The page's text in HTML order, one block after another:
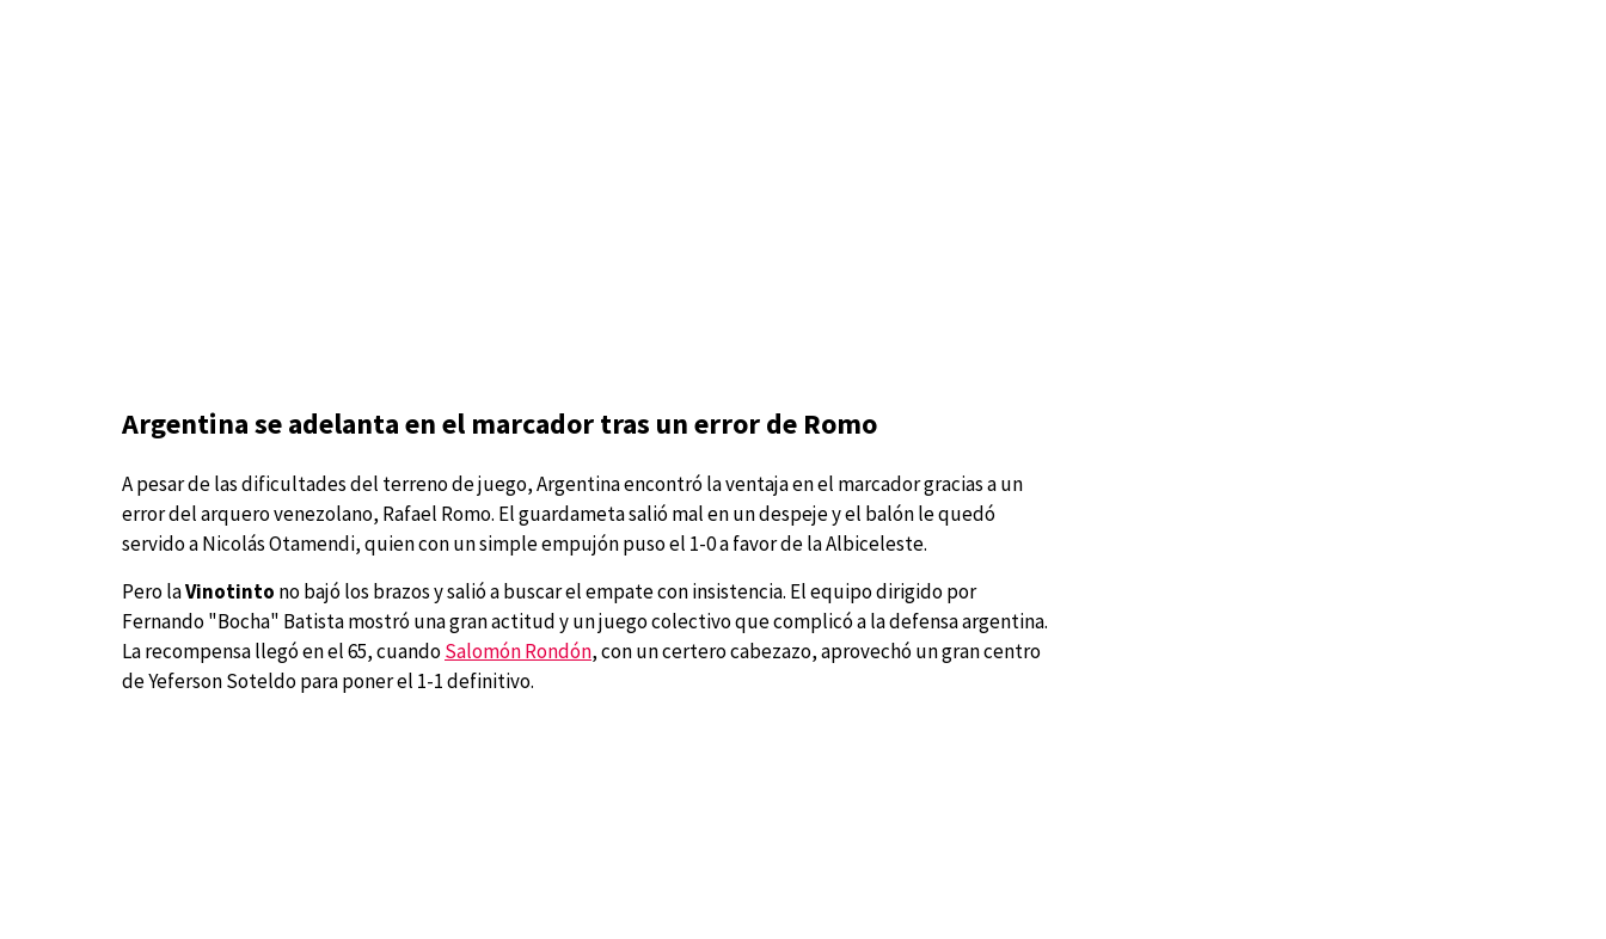
Argentina se adelanta en el marcador tras un error de Romo
A pesar de las dificultades del terreno de juego, Argentina encontró la ventaja en el marcador gracias a un
error del arquero venezolano, Rafael Romo. El guardameta salió mal en un despeje y el balón le quedó
servido a Nicolás Otamendi, quien con un simple empujón puso el 1-0 a favor de la Albiceleste.
Pero laVinotinto no bajó los brazos y salió a buscar el empate con insistencia. El equipo dirigido por
Fernando "Bocha" Batista mostró una gran actitud y un juego colectivo que complicó a la defensa argentina.
La recompensa llegó en el 65, cuandoSalomón Rondón, con un certero cabezazo, aprovechó un gran centro
de Yeferson Soteldo para poner el 1-1 definitivo.